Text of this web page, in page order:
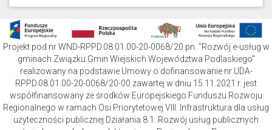
Projekt pod nr WND-RPPD.08.01.00-20-0068/20 pn. "Rozwój e-usług w
gminach Związku Gmin Wiejskich Województwa Podlaskiego"
realizowany na podstawie Umowy o dofinansowanie nr UDA-
RPPD.08.01.00-20-0068/20-00 zawartej w dniu 15.11.2021 r. jest
współfinansowany ze środków Europejskiego Funduszu Rozwoju
Regionalnego w ramach Osi Priorytetowej VIII. Infrastruktura dla usług
użyteczności publicznej Działania 8.1. Rozwój usług publicznych